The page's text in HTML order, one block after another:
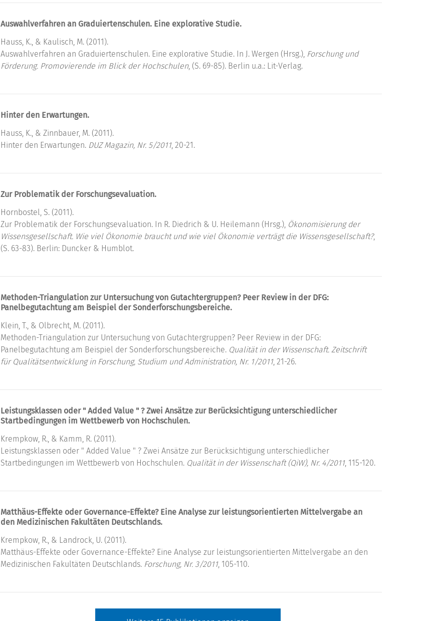
Auswahlverfahren an Graduiertenschulen. Eine explorative Studie.
Hauss, K., & Kaulisch, M. (2011).
Auswahlverfahren an Graduiertenschulen. Eine explorative Studie. In J. Wergen (Hrsg.), Forschung und
Förderung. Promovierende im Blick der Hochschulen, (S. 69-85). Berlin u.a.: Lit-Verlag.
Hinter den Erwartungen.
Hauss, K., & Zinnbauer, M. (2011).
Hinter den Erwartungen. DUZ Magazin, Nr. 5/2011, 20-21.
Zur Problematik der Forschungsevaluation.
Hornbostel, S. (2011).
Zur Problematik der Forschungsevaluation. In R. Diedrich & U. Heilemann (Hrsg.), Ökonomisierung der
Wissensgesellschaft. Wie viel Ökonomie braucht und wie viel Ökonomie verträgt die Wissensgesellschaft?,
(S. 63-83). Berlin: Duncker & Humblot.
Methoden-Triangulation zur Untersuchung von Gutachtergruppen? Peer Review in der DFG:
Panelbegutachtung am Beispiel der Sonderforschungsbereiche.
Klein, T., & Olbrecht, M. (2011).
Methoden-Triangulation zur Untersuchung von Gutachtergruppen? Peer Review in der DFG:
Panelbegutachtung am Beispiel der Sonderforschungsbereiche. Qualität in der Wissenschaft. Zeitschrift
für Qualitätsentwicklung in Forschung, Studium und Administration, Nr. 1/2011, 21-26.
Leistungsklassen oder " Added Value " ? Zwei Ansätze zur Berücksichtigung unterschiedlicher
Startbedingungen im Wettbewerb von Hochschulen.
Krempkow, R., & Kamm, R. (2011).
Leistungsklassen oder " Added Value " ? Zwei Ansätze zur Berücksichtigung unterschiedlicher
Startbedingungen im Wettbewerb von Hochschulen. Qualität in der Wissenschaft (QiW), Nr. 4/2011, 115-120.
Matthäus-Effekte oder Governance-Effekte? Eine Analyse zur leistungsorientierten Mittelvergabe an
den Medizinischen Fakultäten Deutschlands.
Krempkow, R., & Landrock, U. (2011).
Matthäus-Effekte oder Governance-Effekte? Eine Analyse zur leistungsorientierten Mittelvergabe an den
Medizinischen Fakultäten Deutschlands. Forschung, Nr. 3/2011, 105-110.